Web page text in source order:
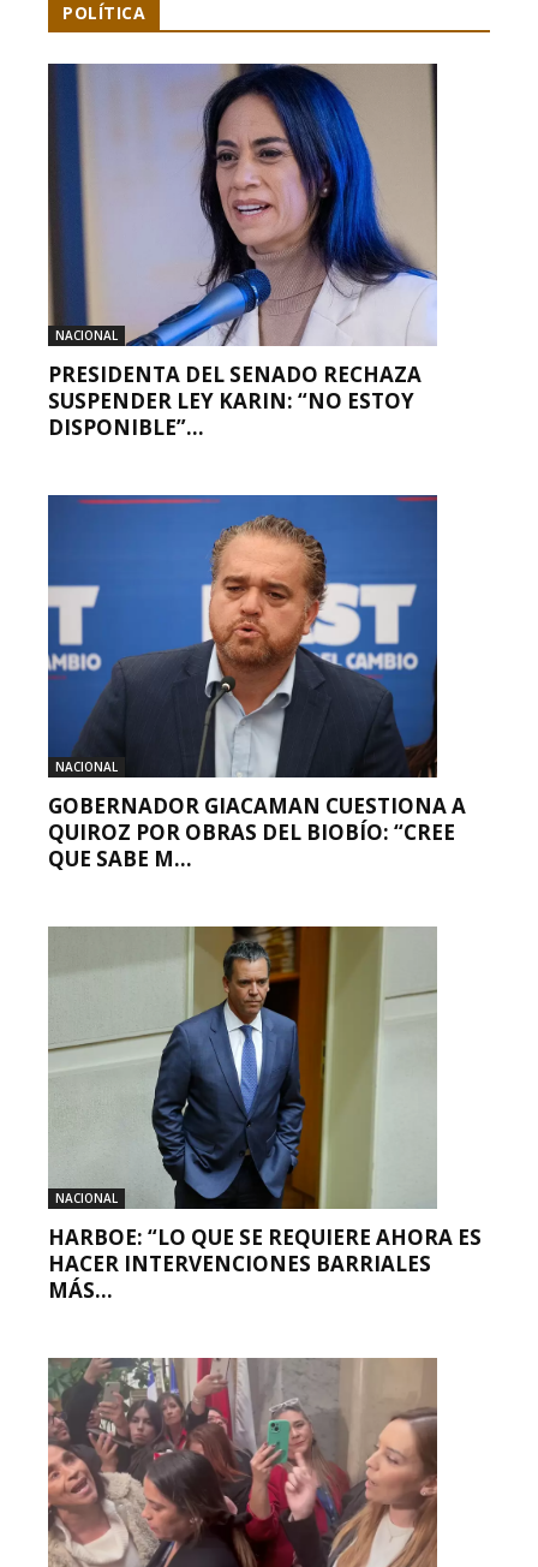
POLÍTICA
NACIONAL
PRESIDENTA DEL SENADO RECHAZA
SUSPENDER LEY KARIN: “NO ESTOY
DISPONIBLE”...
NACIONAL
GOBERNADOR GIACAMAN CUESTIONA A
QUIROZ POR OBRAS DEL BIOBÍO: “CREE
QUE SABE M...
NACIONAL
HARBOE: “LO QUE SE REQUIERE AHORA ES
HACER INTERVENCIONES BARRIALES
MÁS...